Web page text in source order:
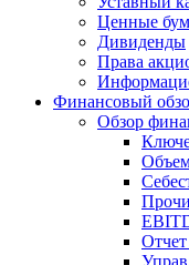
Ценные
Дивиденды
Права
Финансовый
Обзор